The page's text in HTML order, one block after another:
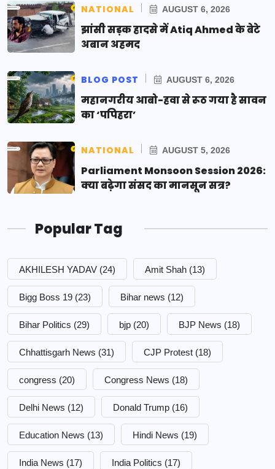
NATIONAL AUGUST 6, 2026
झांसी सड़क हादसे में Atiq Ahmed के बेटे
अबान अहमद
BLOG POST AUGUST 6, 2026
महानगरीय आबो-हवा से रूठ गया है सावन
का ‘पपिहरा’
NATIONAL AUGUST 5, 2026
Parliament Monsoon Session 2026:
क्या बढ़ेगा संसद का मानसून सत्र?
Popular Tag
AKHILESH YADAV (24) Amit Shah (13)
Bigg Boss 19 (23) Bihar news (12)
Bihar Politics (29) bjp (20) BJP News (18)
Chhattisgarh News (31) CJP Protest (18)
congress (20) Congress News (18)
Delhi News (12) Donald Trump (16)
Education News (13) Hindi News (19)
India News (17) India Politics (17)